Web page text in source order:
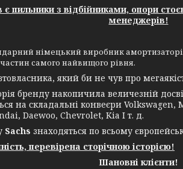
пильники з відбійниками, опори
менеджерів!
німецький виробник
самого найвищого рівня.
який би не чув про
бренду накопичила величезній
на складальні конвеєри
Daewoo, Chevrolet, Kia І т. д.
Sachs знаходяться по всьому
перевірена сторічною історією!
Шановні клієнти!